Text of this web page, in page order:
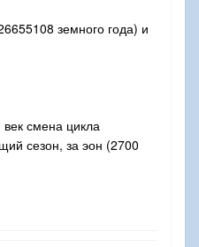
земного года) и
смена цикла
сезон, за эон (2700